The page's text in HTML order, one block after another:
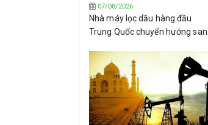
07/08/2026
Nhà máy lọc dầu hàng đầu
Trung Quốc chuyển hướng sang